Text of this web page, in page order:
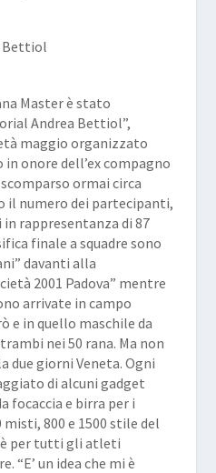
Master è stato
Andrea Bettiol”,
maggio organizzato
in onore dell’ex compagno
ormai circa
il numero dei partecipanti,
rappresentanza di 87
finale a squadre sono
” davanti alla
2001 Padova” mentre
arrivate in campo
e in quello maschile da
nei 50 rana. Ma non
due giorni Veneta. Ogni
di alcuni gadget
focaccia e birra per i
800 e 1500 stile del
per tutti gli atleti
“E’ un idea che mi è